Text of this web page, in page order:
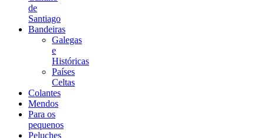
de
Santiago
Bandeiras
Galegas
e
Históricas
Países
Celtas
Colantes
Mendos
Para os
pequenos
Peluches